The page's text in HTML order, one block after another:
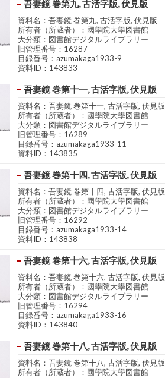
吾妻鏡 巻第九, 古活字版, 伏見版
資料名：吾妻鏡 巻第九, 古活字版, 伏見版
所有者（所蔵者）：國學院大學図書館
大分類：図書館デジタルライブラリー
旧管理番号：16287
目録番号：azumakaga1933-9
資料ID：143833
吾妻鏡 巻第十一, 古活字版, 伏見版
資料名：吾妻鏡 巻第十一, 古活字版, 伏見版
所有者（所蔵者）：國學院大學図書館
大分類：図書館デジタルライブラリー
旧管理番号：16289
目録番号：azumakaga1933-11
資料ID：143835
吾妻鏡 巻第十四, 古活字版, 伏見版
資料名：吾妻鏡 巻第十四, 古活字版, 伏見版
所有者（所蔵者）：國學院大學図書館
大分類：図書館デジタルライブラリー
旧管理番号：16292
目録番号：azumakaga1933-14
資料ID：143838
吾妻鏡 巻第十六, 古活字版, 伏見版
資料名：吾妻鏡 巻第十六, 古活字版, 伏見版
所有者（所蔵者）：國學院大學図書館
大分類：図書館デジタルライブラリー
旧管理番号：16294
目録番号：azumakaga1933-16
資料ID：143840
吾妻鏡 巻第十八, 古活字版, 伏見版
資料名：吾妻鏡 巻第十八, 古活字版, 伏見版
所有者（所蔵者）：國學院大學図書館